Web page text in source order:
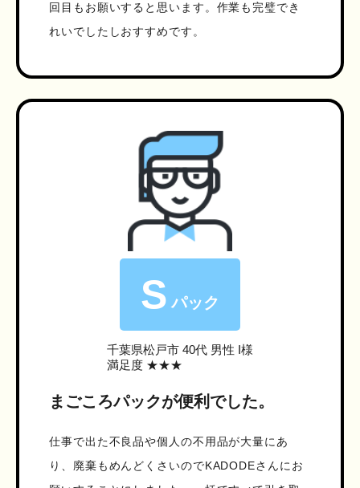
回目もお願いすると思います。作業も完璧でき
れいでしたしおすすめです。
S パック
千葉県松戸市 40代 男性 I様
満足度 ★★★
まごころパックが便利でした。
仕事で出た不良品や個人の不用品が大量にあ
り、廃棄もめんどくさいのでKADODEさんにお